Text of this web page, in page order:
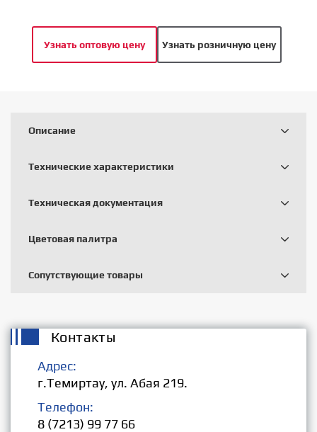
Узнать оптовую цену Узнать розничную цену
Описание
Технические характеристики
Техническая документация
Цветовая палитра
Сопутствующие товары
Контакты
Адрес:
г.Темиртау, ул. Абая 219.
Телефон:
8 (7213) 99 77 66